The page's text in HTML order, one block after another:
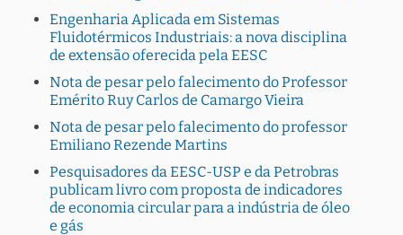
Engenharia Aplicada em Sistemas
Fluidotérmicos Industriais: a nova disciplina
de extensão oferecida pela EESC
Nota de pesar pelo falecimento do Professor
Emérito Ruy Carlos de Camargo Vieira
Nota de pesar pelo falecimento do professor
Emiliano Rezende Martins
Pesquisadores da EESC-USP e da Petrobras
publicam livro com proposta de indicadores
de economia circular para a indústria de óleo
e gás